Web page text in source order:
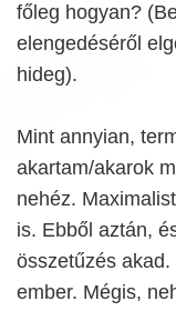
főleg hogyan?
elengedéséről
hideg).
Mint annyian,
akartam/akarok
nehéz.
is. Ebből aztán,
összetűzés
ember. Mégis,